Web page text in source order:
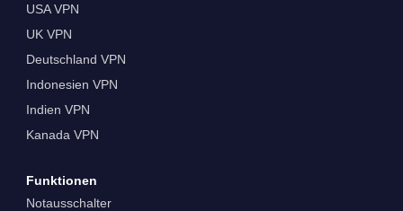
USA VPN
UK VPN
Deutschland VPN
Indonesien VPN
Indien VPN
Kanada VPN
Funktionen
Notausschalter